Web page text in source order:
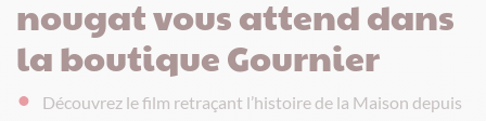
nougat vous attend dans
la boutique Gournier
Découvrez le film retraçant l’histoire de la Maison depuis